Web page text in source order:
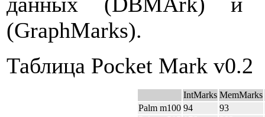
(GraphMarks).
Таблица Pocket Mark v0.2
IntMarks MemMarks
Palm m100 94 93